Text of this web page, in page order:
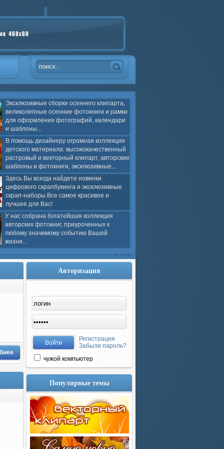
Эксклюзивные сборки осеннего клипарта,
великолепные осенние фотокниги и рамки
для оформления фотографий, календари
и шаблоны...
В помощь дизайнеру огромная коллекция
детского материала: высококачественный
растровый и векторный клипарт, авторские
шаблоны и фотокниги, эксклюзивные...
Здесь Вы всегда найдете новинки
цифрового скрапбукинга и эксклюзивные
скрап-наборы.Все самое красивое и
лучшее для Вас!
У нас собрана богатейшая коллекция
авторских фотокниг, приуроченных к
любому значимому событию Вашей
жизни...
Авторизация
Регистрация
Забыли пароль?
чужой компьютер
Популярные темы